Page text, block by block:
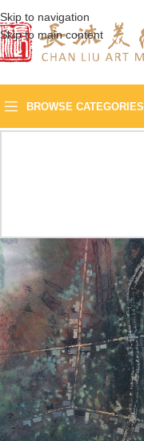
Skip to navigation
Skip to main content
BROWSE CATEGORIES